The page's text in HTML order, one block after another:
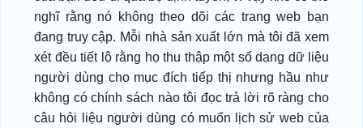
nghĩ rằng nó không theo dõi các trang web bạn
đang truy cập. Mỗi nhà sản xuất lớn mà tôi đã xem
xét đều tiết lộ rằng họ thu thập một số dạng dữ liệu
người dùng cho mục đích tiếp thị nhưng hầu như
không có chính sách nào tôi đọc trả lời rõ ràng cho
câu hỏi liệu người dùng có muốn lịch sử web của